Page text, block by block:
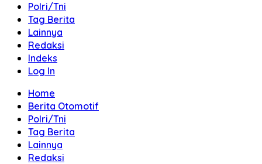
Polri/Tni
Tag Berita
Lainnya
Redaksi
Indeks
Log In
Home
Berita Otomotif
Polri/Tni
Tag Berita
Lainnya
Redaksi